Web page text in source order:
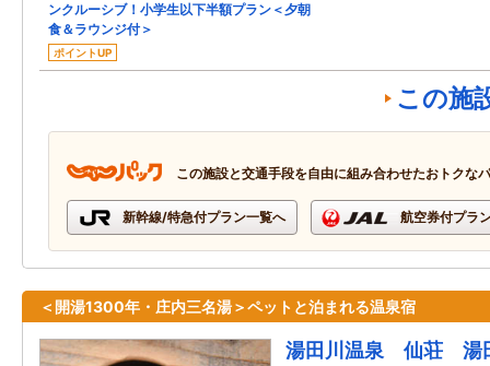
ンクルーシブ！小学生以下半額プラン＜夕朝
食＆ラウンジ付＞
ポイントUP
この施
この施設と交通手段を自由に組み合わせたおトクな
新幹線/特急付プラン一覧へ 航空券付プラ
＜開湯1300年・庄内三名湯＞ペットと泊まれる温泉宿
湯田川温泉 仙荘 湯